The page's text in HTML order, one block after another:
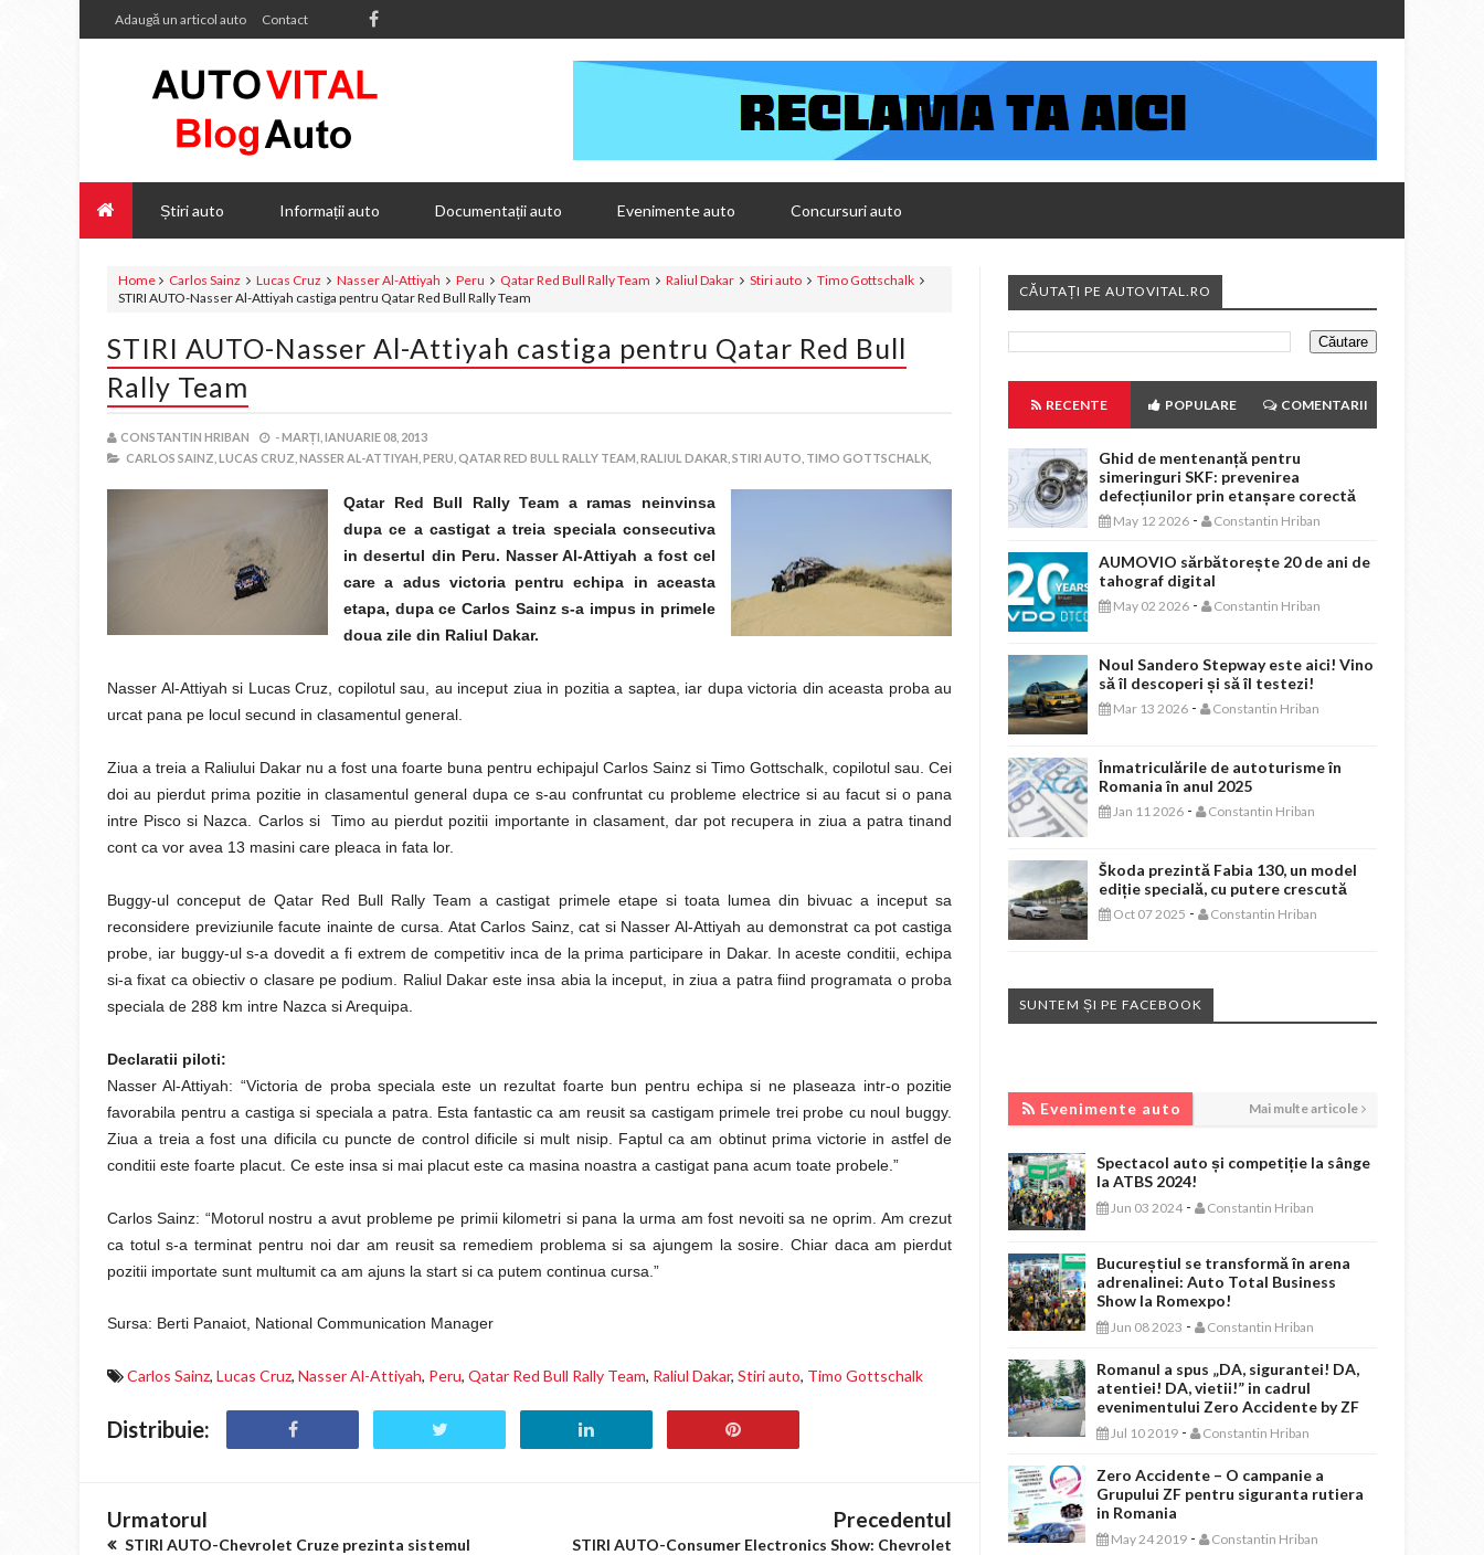
Adaugă un articol auto Contact
Știri auto Informații auto Documentații auto Evenimente auto Concursuri auto
Home Carlos Sainz Lucas Cruz Nasser Al-Attiyah Peru Qatar Red Bull Rally Team Raliul Dakar Stiri auto
Timo Gottschalk
STIRI AUTO-Nasser Al-Attiyah castiga pentru Qatar Red Bull Rally Team
STIRI AUTO-Nasser Al-Attiyah castiga pentru Qatar Red Bull
Rally Team
CONSTANTIN HRIBAN -MARȚI, IANUARIE 08, 2013
CARLOS SAINZ, LUCAS CRUZ, NASSER AL-ATTIYAH, PERU, QATAR RED BULL RALLY TEAM, RALIUL DAKAR, STIRI AUTO, TIMO GOTTSCHALK,
Qatar Red Bull Rally Team a ramas neinvinsa
dupa ce a castigat a treia speciala consecutiva
in desertul din Peru. Nasser Al-Attiyah a fost cel
care a adus victoria pentru echipa in aceasta
etapa, dupa ce Carlos Sainz s-a impus in primele
doua zile din Raliul Dakar.
Nasser Al-Attiyah si Lucas Cruz, copilotul sau, au inceput ziua in pozitia a saptea, iar dupa victoria din aceasta proba au
urcat pana pe locul secund in clasamentul general.
Ziua a treia a Raliului Dakar nu a fost una foarte buna pentru echipajul Carlos Sainz si Timo Gottschalk, copilotul sau. Cei
doi au pierdut prima pozitie in clasamentul general dupa ce s-au confruntat cu probleme electrice si au facut si o pana
intre Pisco si Nazca. Carlos si Timo au pierdut pozitii importante in clasament, dar pot recupera in ziua a patra tinand
cont ca vor avea 13 masini care pleaca in fata lor.
Buggy-ul conceput de Qatar Red Bull Rally Team a castigat primele etape si toata lumea din bivuac a inceput sa
reconsidere previziunile facute inainte de cursa. Atat Carlos Sainz, cat si Nasser Al-Attiyah au demonstrat ca pot castiga
probe, iar buggy-ul s-a dovedit a fi extrem de competitiv inca de la prima participare in Dakar. In aceste conditii, echipa
si-a fixat ca obiectiv o clasare pe podium. Raliul Dakar este insa abia la inceput, in ziua a patra fiind programata o proba
speciala de 288 km intre Nazca si Arequipa.
Declaratii piloti:
Nasser Al-Attiyah: “Victoria de proba speciala este un rezultat foarte bun pentru echipa si ne plaseaza intr-o pozitie
favorabila pentru a castiga si speciala a patra. Esta fantastic ca am reusit sa castigam primele trei probe cu noul buggy.
Ziua a treia a fost una dificila cu puncte de control dificile si mult nisip. Faptul ca am obtinut prima victorie in astfel de
conditii este foarte placut. Ce este insa si mai placut este ca masina noastra a castigat pana acum toate probele.”
Carlos Sainz: “Motorul nostru a avut probleme pe primii kilometri si pana la urma am fost nevoiti sa ne oprim. Am crezut
ca totul s-a terminat pentru noi dar am reusit sa remediem problema si sa ajungem la sosire. Chiar daca am pierdut
pozitii importate sunt multumit ca am ajuns la start si ca putem continua cursa.”
Sursa: Berti Panaiot, National Communication Manager
Carlos Sainz, Lucas Cruz, Nasser Al-Attiyah, Peru, Qatar Red Bull Rally Team, Raliul Dakar, Stiri auto, Timo Gottschalk
Distribuie:
Urmatorul
STIRI AUTO-Chevrolet Cruze prezinta sistemul
Precedentul
STIRI AUTO-Consumer Electronics Show: Chevrolet
CĂUTAȚI PE AUTOVITAL.RO
RECENTE POPULARE COMENTARII
Ghid de mentenanță pentru
simeringuri SKF: prevenirea
defecțiunilor prin etanșare corectă
May 12 2026 - Constantin Hriban
AUMOVIO sărbătorește 20 de ani de
tahograf digital
May 02 2026 - Constantin Hriban
Noul Sandero Stepway este aici! Vino
să îl descoperi și să îl testezi!
Mar 13 2026 - Constantin Hriban
Înmatriculările de autoturisme în
Romania în anul 2025
Jan 11 2026 - Constantin Hriban
Škoda prezintă Fabia 130, un model
ediție specială, cu putere crescută
Oct 07 2025 - Constantin Hriban
SUNTEM ȘI PE FACEBOOK
Evenimente auto Mai multe articole
Spectacol auto și competiție la sânge
la ATBS 2024!
Jun 03 2024 - Constantin Hriban
Bucureștiul se transformă în arena
adrenalinei: Auto Total Business
Show la Romexpo!
Jun 08 2023 - Constantin Hriban
Romanul a spus „DA, sigurantei! DA,
atentiei! DA, vietii!” in cadrul
evenimentului Zero Accidente by ZF
Jul 10 2019 - Constantin Hriban
Zero Accidente – O campanie a
Grupului ZF pentru siguranta rutiera
in Romania
May 24 2019 - Constantin Hriban